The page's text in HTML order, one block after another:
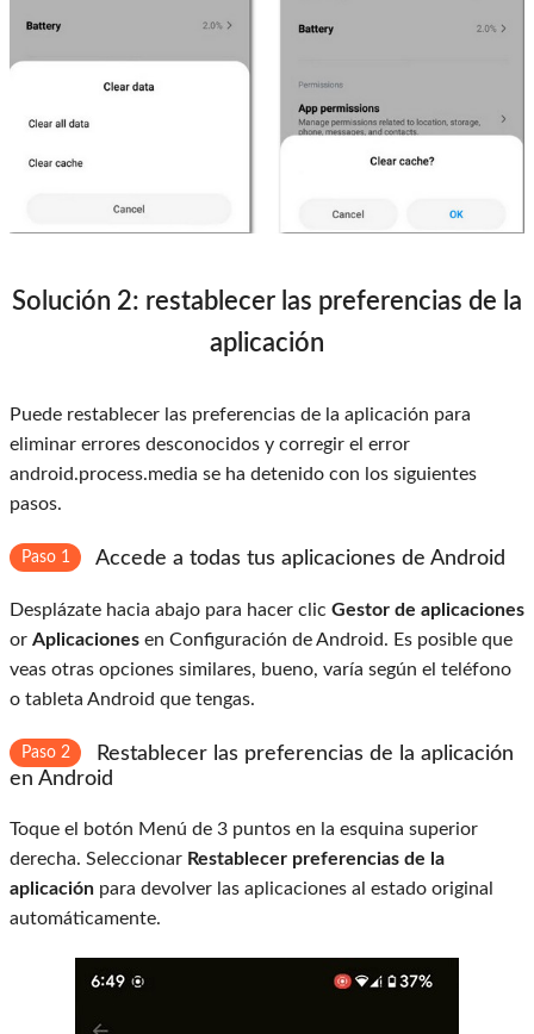
Solución 2: restablecer las preferencias de la
aplicación
Puede restablecer las preferencias de la aplicación para
eliminar errores desconocidos y corregir el error
android.process.media se ha detenido con los siguientes
pasos.
Paso 1 Accede a todas tus aplicaciones de Android
Desplázate hacia abajo para hacer clic Gestor de aplicaciones
or Aplicaciones en Configuración de Android. Es posible que
veas otras opciones similares, bueno, varía según el teléfono
o tableta Android que tengas.
Paso 2
Restablecer las preferencias de la aplicación
en Android
Toque el botón Menú de 3 puntos en la esquina superior
derecha. Seleccionar Restablecer preferencias de la
aplicación para devolver las aplicaciones al estado original
automáticamente.